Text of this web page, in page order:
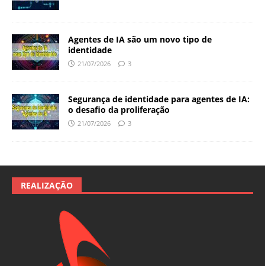
Agentes de IA são um novo tipo de
identidade
21/07/2026 3
Segurança de identidade para agentes de IA:
o desafio da proliferação
21/07/2026 3
REALIZAÇÃO